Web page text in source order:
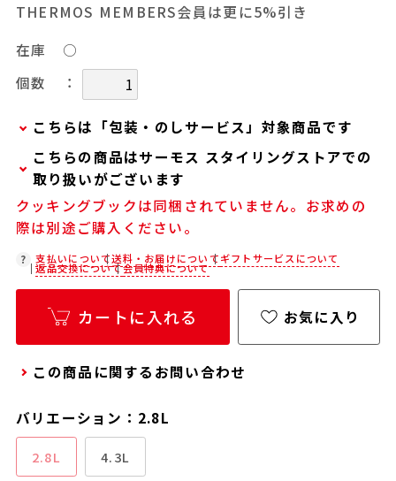
THERMOS MEMBERS会員は更に5%引き
在庫
○
個数
：
こちらは「包装・のしサービス」対象商品です
弊社での包装・のしを希望される場合は、商品を
カートに入れた後に「会員限定のし・ラッピング
(330円/個)設定へ」ボタンからお手続きくださ
い。
「包装・のしサービス」には、手提げ袋やギフト
バッグは含まれておりません。手提げ袋やギフト
バッグを希望される場合は、以下よりご購入をお
願いいたします。
こちらの商品はサーモス スタイリングストアでの
取り扱いがございます
在庫状況につきましては、各店舗までお電話にて
ご確認ください。
店舗紹介ページ
クッキングブックは同梱されていません。お求めの
際は別途ご購入ください。
支払いについて送料・お届けについてギフトサービスについて
返品交換について会員特典について
カートに入れる お気に入り
この商品に関するお問い合わせ
バリエーション：2.8L
2.8L 4.3L